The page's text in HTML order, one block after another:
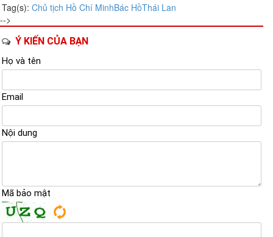
Tag(s): Chủ tịch Hồ Chí MinhBác HồThái Lan
-->
Ý KIẾN CỦA BẠN
Họ và tên
Email
Nội dung
Mã bảo mật